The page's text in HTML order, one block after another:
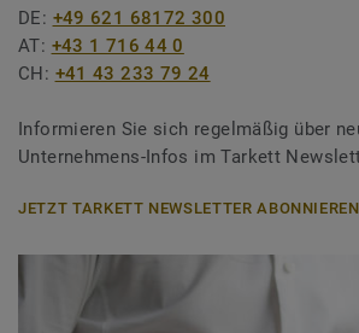
DE: +49 621 68172 300
AT: +43 1 716 44 0
CH: +41 43 233 79 24
Informieren Sie sich regelmäßig über
Unternehmens-Infos im Tarkett
JETZT TARKETT NEWSLETTER